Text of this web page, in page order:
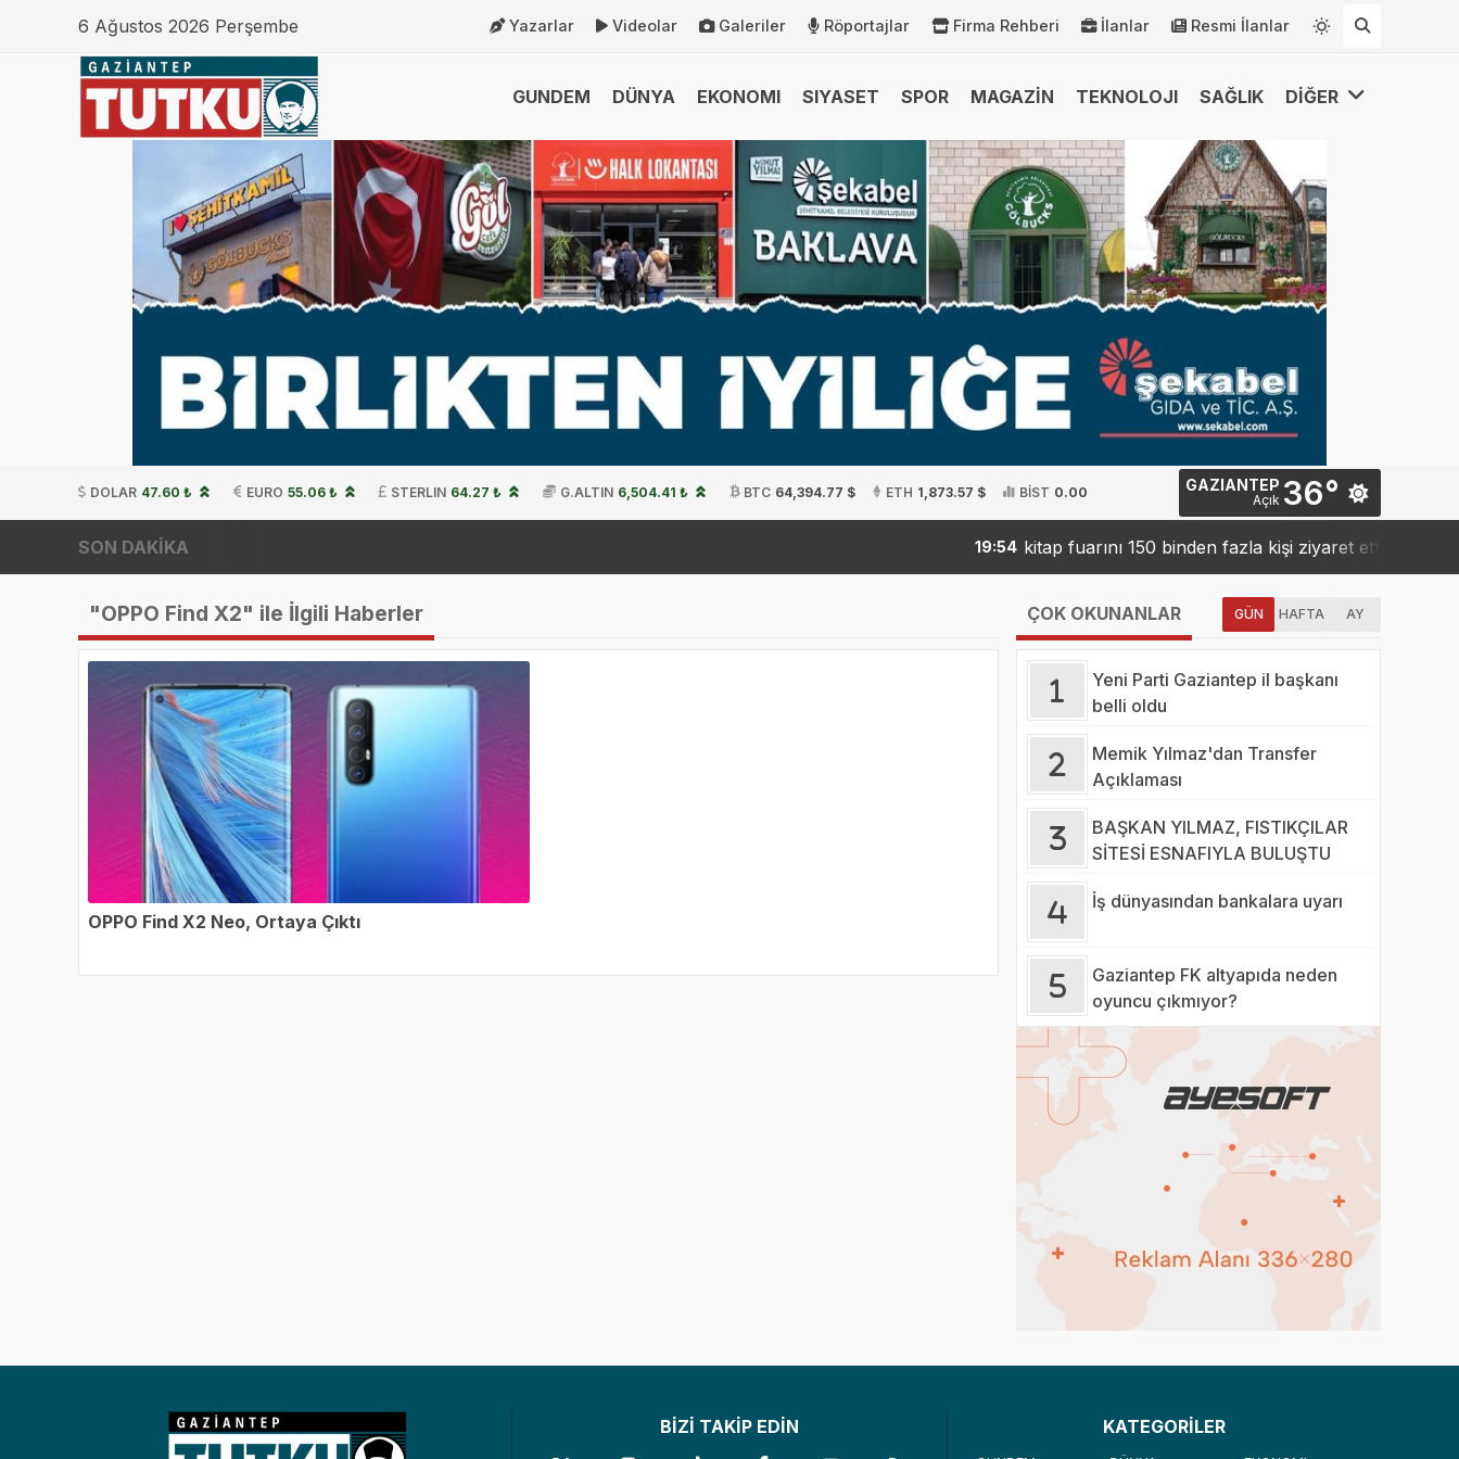
6 Ağustos 2026 Perşembe Yazarlar Videolar Galeriler Röportajlar Firma Rehberi İlanlar Resmi İlanlar
GUNDEM DÜNYA EKONOMI SIYASET SPOR MAGAZİN TEKNOLOJI SAĞLIK DİĞER
DOLAR 47.60 ₺ EURO 55.06 ₺ STERLIN 64.27 ₺ G.ALTIN 6,504.41 ₺ BTC 64,394.77 $ ETH 1,873.57 $ BİST 0.00 GAZIANTEP
Açık 36°
SON DAKİKA 19:54 kitap fuarını 150 binden fazla kişi ziyaret etti 19:42
"OPPO Find X2" ile İlgili Haberler
OPPO Find X2 Neo, Ortaya Çıktı
ÇOK OKUNANLAR GÜN HAFTA AY
Yeni Parti Gaziantep il başkanı
belli oldu
Memik Yılmaz'dan Transfer
Açıklaması
BAŞKAN YILMAZ, FISTIKÇILAR
SİTESİ ESNAFIYLA BULUŞTU
İş dünyasından bankalara uyarı
Gaziantep FK altyapıda neden
oyuncu çıkmıyor?
BİZİ TAKİP EDİN KATEGORİLER